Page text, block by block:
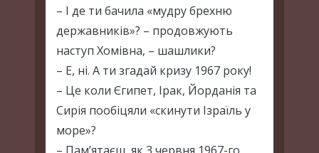
– І де ти бачила «мудру брехню
державників»? – продовжують
наступ Хомівна, – шашлики?
– Е, ні. А ти згадай кризу 1967 року!
– Це коли Єгипет, Ірак, Йорданія та
Сирія пообіцяли «скинути Ізраїль у
море»?